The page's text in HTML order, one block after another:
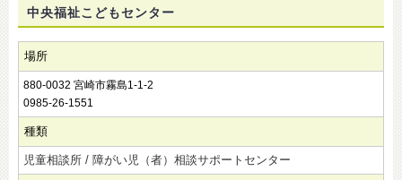
中央福祉こどもセンター
場所
880-0032 宮崎市霧島1-1-2
0985-26-1551
種類
児童相談所 / 障がい児（者）相談サポートセンター